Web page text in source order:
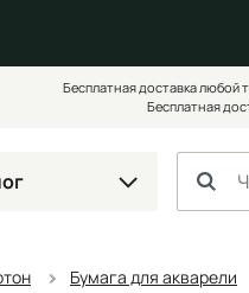
Бесплатная доставка любой
Бесплатная
Бумага для акварели